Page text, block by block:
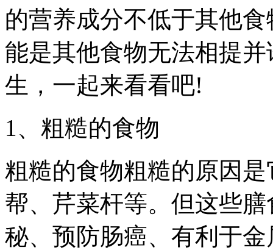
的营养成分不低于其他
能是其他食物无法相提
生，一起来看看吧!
1、粗糙的食物
粗糙的食物粗糙的原因
帮、芹菜杆等。但这些
秘、预防肠癌、有利于